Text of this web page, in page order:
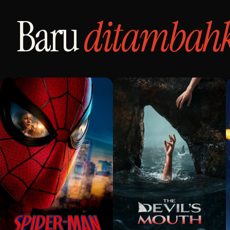
Baru